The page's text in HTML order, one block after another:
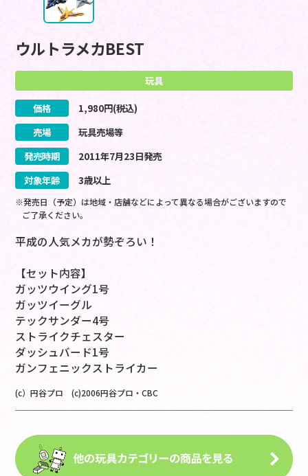
ウルトラメカBEST
玩具
価格 1,980円(税込)
売場
玩具売場等
発売時期
2011年7月23日発売
対象年齢
3歳以上
※発売日（予定）は地域・店舗などによって異なる場合がございますので
ご了承ください。
平成の人気メカが勢ぞろい！
【セット内容】
ガッツウイング1号
ガッツイーグル
テックサンダー4号
ストライクチェスター
ダッシュバード1号
ガンフェニックストライカー
(c）円谷プロ (c)2006円谷プロ・CBC